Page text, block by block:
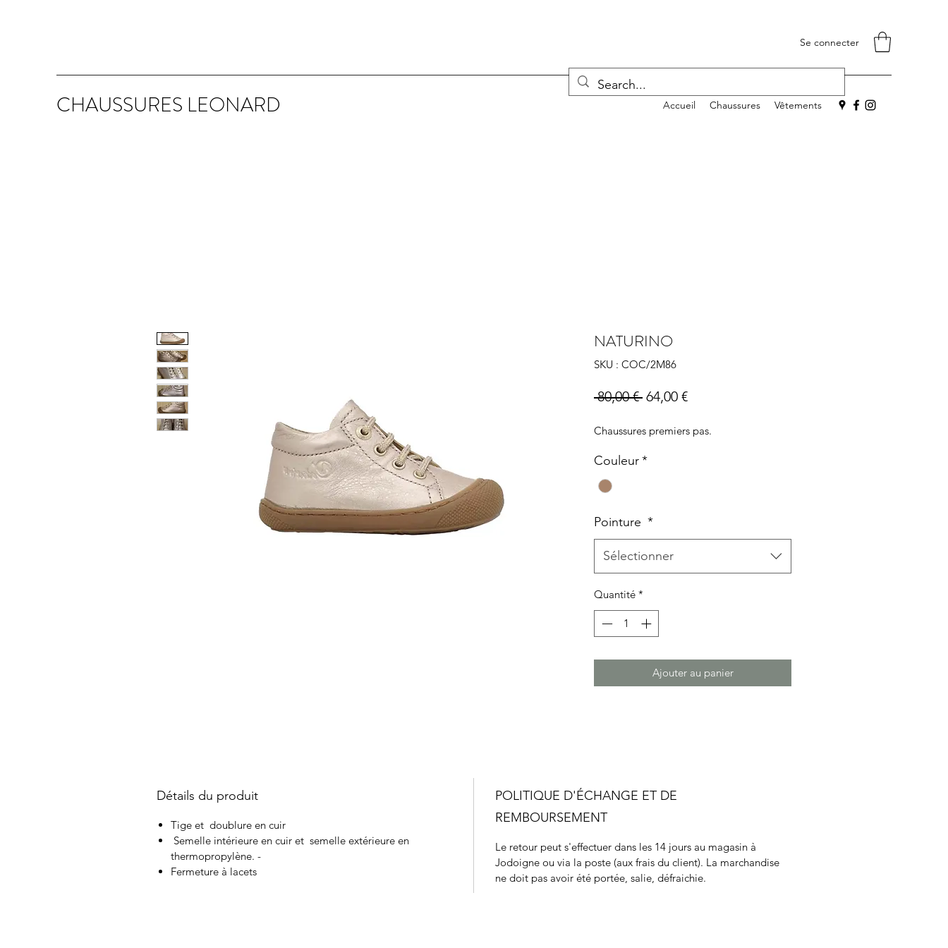
Se connecter
CHAUSSURES LEONARD Accueil Chaussures Vêtements
NATURINO
SKU : COC/2M86
80,00 € Prix
64,00 €Prix
Chaussures premiers pas.
Couleur*
Pointure *
Sélectionner
Quantité *
Ajouter au panier
Détails du produit
Tige et doublure en cuir
Semelle intérieure en cuir et semelle extérieure en
thermopropylène. -
Fermeture à lacets
POLITIQUE D'ÉCHANGE ET DE
REMBOURSEMENT
Le retour peut s'effectuer dans les 14 jours au magasin à
Jodoigne ou via la poste (aux frais du client). La marchandise
ne doit pas avoir été portée, salie, défraichie.